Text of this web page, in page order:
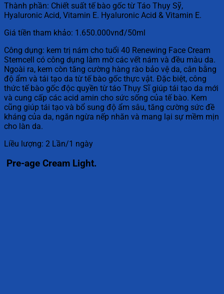
Thành phần: Chiết suất tế bào gốc từ Táo Thụy Sỹ,
Hyaluronic Acid, Vitamin E. Hyaluronic Acid & Vitamin E.
Giá tiền tham khảo: 1.650.000vnđ/50ml
Công dụng: kem trị nám cho tuổi 40 Renewing Face Cream
Stemcell có công dụng làm mờ các vết nám và đều màu da.
Ngoài ra, kem còn tăng cường hàng rào bảo vệ da, cân bằng
độ ẩm và tái tạo da từ tế bào gốc thực vật. Đặc biệt, công
thức tế bào gốc độc quyền từ táo Thụy Sĩ giúp tái tạo da mới
và cung cấp các acid amin cho sức sống của tế bào. Kem
cũng giúp tái tạo và bổ sung độ ẩm sâu, tăng cường sức đề
kháng của da, ngăn ngừa nếp nhăn và mang lại sự mềm mịn
cho làn da.
Liều lượng: 2 Lần/1 ngày
Pre-age Cream Light.